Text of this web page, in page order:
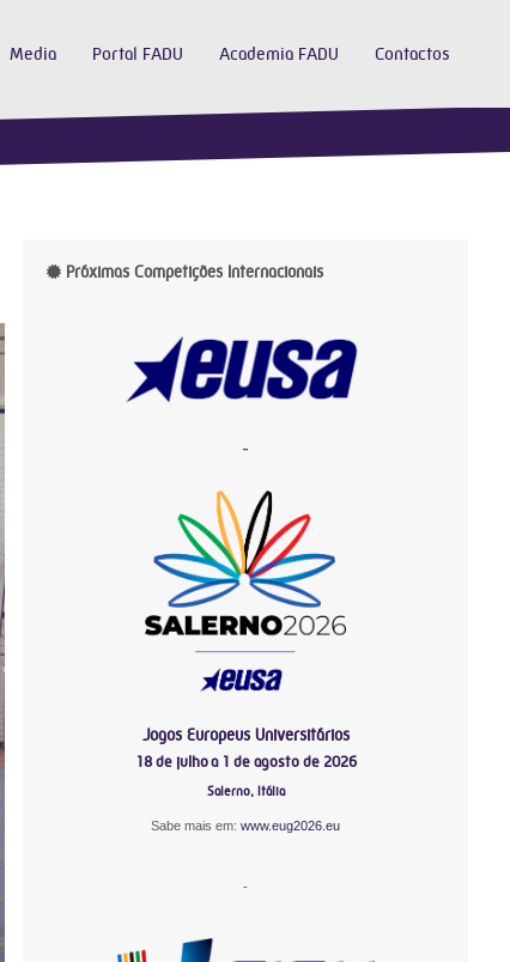
Media Portal FADU Academia FADU Contactos
Próximas Competições Internacionais
-
Jogos Europeus Universitários
18 de julho a 1 de agosto de 2026
Salerno, Itália
Sabe mais em:www.eug2026.eu
-